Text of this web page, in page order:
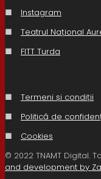
■
Instagram
■
Teatrul Național
■
FITT Turda
■
Termeni și condiții
■
Politică de
■
Cookies
© 2022 TNAMT Digital.
and development by